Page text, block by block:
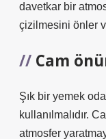
davetkar bir
çizilmesini önler
Cam
Şık bir yemek
kullanılmalıdır.
atmosfer